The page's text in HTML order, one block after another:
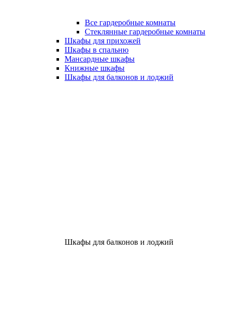
Все гардеробные комнаты
Стеклянные гардеробные комнаты
Шкафы для прихожей
Шкафы в спальню
Мансардные шкафы
Книжные шкафы
Шкафы для балконов и лоджий
Шкафы для балконов и лоджий